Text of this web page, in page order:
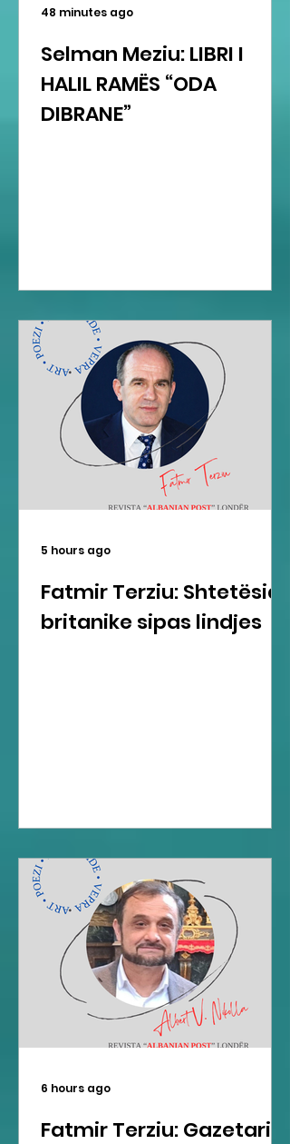
Selman Meziu: LIBRI I
HALIL RAMËS “ODA
DIBRANE”
48 minutes ago
Fatmir Terziu: Shtetësia
britanike sipas lindjes
5 hours ago
Fatmir Terziu: Gazetari si
6 hours ago